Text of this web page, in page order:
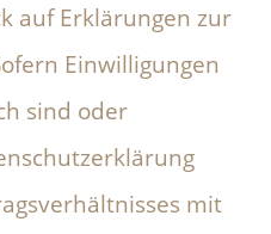
auf Erklärungen zur
Einwilligungen
sind oder
mit